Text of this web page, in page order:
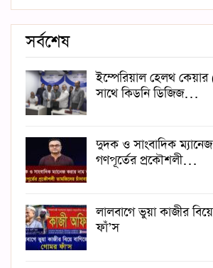
সর্বশেষ
ইম্পেরিয়াল হেলথ কেয়ার
সাথে কিডনি ডিজিজ…
দুদক ও সাংবাদিক
গণপূর্তের প্রকৌশলী…
লালবাগে ভুয়া কাজীর
ফাঁ’স